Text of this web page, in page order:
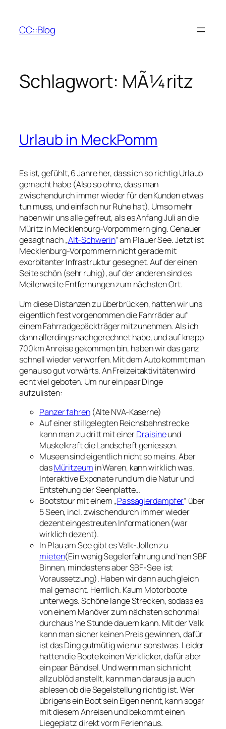
springen
CC::Blog
Schlagwort: MÃ¼ritz
Urlaub in MeckPomm
Es ist, gefühlt, 6 Jahre her, dass ich so richtig Urlaub
gemacht habe (Also so ohne, dass man
zwischendurch immer wieder für den Kunden etwas
tun muss, und einfach nur Ruhe hat). Umso mehr
haben wir uns alle gefreut, als es Anfang Juli an die
Müritz in Mecklenburg-Vorpommern ging. Genauer
gesagt nach „Alt-Schwerin“ am Plauer See. Jetzt ist
Mecklenburg-Vorpommern nicht gerade mit
exorbitanter Infrastruktur gesegnet. Auf der einen
Seite schön (sehr ruhig), auf der anderen sind es
Meilenweite Entfernungen zum nächsten Ort.
Um diese Distanzen zu überbrücken, hatten wir uns
eigentlich fest vorgenommen die Fahrräder auf
einem Fahrradgepäckträger mitzunehmen. Als ich
dann allerdings nachgerechnet habe, und auf knapp
700km Anreise gekommen bin, haben wir das ganz
schnell wieder verworfen. Mit dem Auto kommt man
genau so gut vorwärts. An Freizeitaktivitäten wird
echt viel geboten. Um nur ein paar Dinge
aufzulisten:
Panzer fahren(Alte NVA-Kaserne)
Auf einer stillgelegten Reichsbahnstrecke
kann man zu dritt mit einerDraisineund
Muskelkraft die Landschaft geniessen.
Museen sind eigentlich nicht so meins. Aber
dasMüritzeum in Waren, kann wirklich was.
Interaktive Exponate rund um die Natur und
Entstehung der Seenplatte…
Bootstour mit einem „Passagierdampfer“ über
5 Seen, incl. zwischendurch immer wieder
dezent eingestreuten Informationen (war
wirklich dezent).
In Plau am See gibt es Valk-Jollen zu
mieten(Ein wenig Segelerfahrung und ’nen SBF
Binnen, mindestens aber SBF-See ist
Voraussetzung). Haben wir dann auch gleich
mal gemacht. Herrlich. Kaum Motorboote
unterwegs. Schöne lange Strecken, sodass es
von einem Manöver zum nächsten schonmal
durchaus ’ne Stunde dauern kann. Mit der Valk
kann man sicher keinen Preis gewinnen, dafür
ist das Ding gutmütig wie nur sonstwas. Leider
hatten die Boote keinen Verklicker, dafür aber
ein paar Bändsel. Und wenn man sich nicht
allzu blöd anstellt, kann man daraus ja auch
ablesen ob die Segelstellung richtig ist. Wer
übrigens ein Boot sein Eigen nennt, kann sogar
mit diesem Anreisen und bekommt einen
Liegeplatz direkt vorm Ferienhaus.